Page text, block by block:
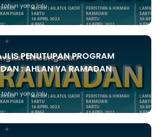
tahun yang lalu
PENUTUPAN PROGRAM
: AHLAN YA RAMADAN
tahun yang lalu